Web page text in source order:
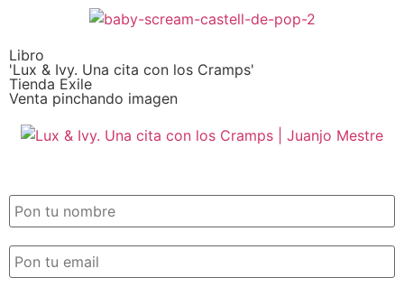
Libro
'Lux & Ivy. Una cita con los Cramps'
Tienda Exile
Venta pinchando imagen